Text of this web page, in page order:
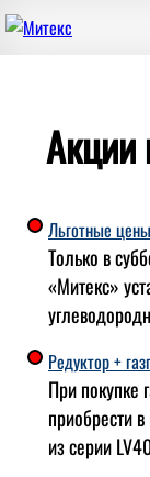
Акции
Льготные
Только в
«Митекс»
Редуктор +
При покупке
приобрести
из серии